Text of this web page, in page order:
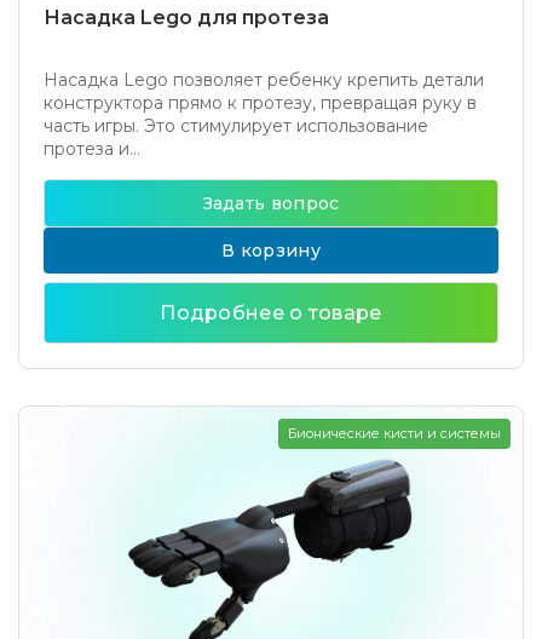
Насадка Lego для протеза
Насадка Lego позволяет ребенку крепить детали
конструктора прямо к протезу, превращая руку в
часть игры. Это стимулирует использование
протеза и...
Задать вопрос
В корзину
Подробнее о товаре
Бионические кисти и системы